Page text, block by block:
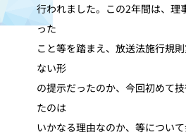
行われました。この2年間は、理
った
こと等を踏まえ、放送法施行規
ない形
の提示だったのか、今回初めて
たのは
いかなる理由なのか、等につい